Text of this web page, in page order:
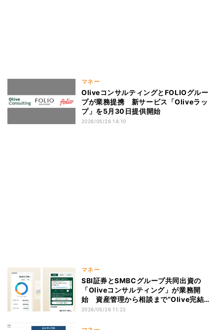
マネー
OliveコンサルティングとFOLIOグルー
プが業務提携 新サービス「Oliveラッ
プ」を5月30日提供開始
2026/05/26 14:10
マネー
SBI証券とSMBCグループ共同出資の
「Oliveコンサルティング」が業務開
始 資産管理から相談まで“Olive完結
型”へ
2026/05/26 11:22